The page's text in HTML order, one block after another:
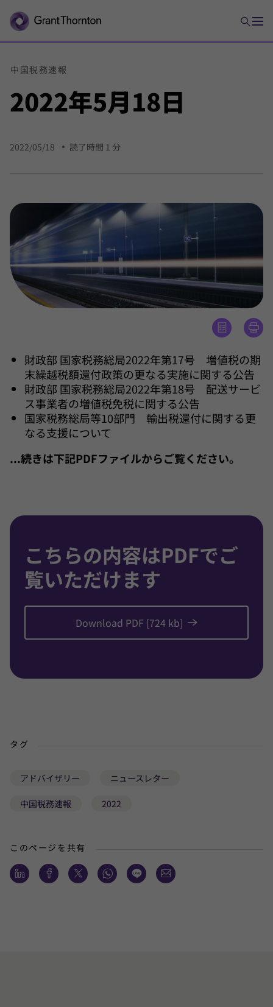
2022年5月18日
中国税務速報
2022/05/18 読了時間 1 分
財政部 国家税務総局2022年第17号 増値税の期
末繰越税額還付政策の更なる実施に関する公告
財政部 国家税務総局2022年第18号 配送サービ
ス事業者の増値税免税に関する公告
国家税務総局等10部門 輸出税還付に関する更
なる支援について
...続きは下記PDFファイルからご覧ください。
こちらの内容はPDFでご
覧いただけます
Download PDF [724 kb]
タグ
アドバイザリー ニュースレター
中国税務速報 2022
このページを共有